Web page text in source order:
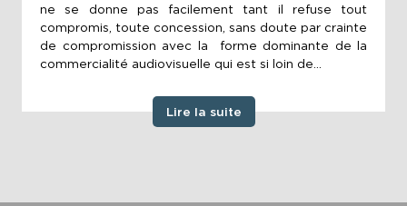
ne se donne pas facilement tant il refuse tout
compromis, toute concession, sans doute par crainte
de compromission avec la forme dominante de la
commercialité audiovisuelle qui est si loin de...
Lire la suite